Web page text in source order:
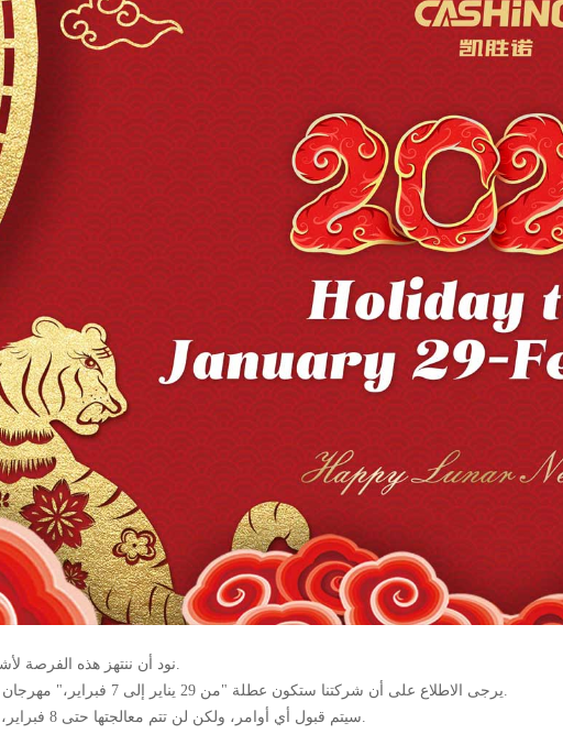
نود أن ننتهز هذه الفرصة لأشكركم على دعمك الكريم كل هذا.
يرجى الاطلاع على أن شركتنا ستكون عطلة "من 29 يناير إلى 7 فبراير،" مهرجان الربيع للمهرجان التقليدي الصيني.
سيتم قبول أي أوامر، ولكن لن تتم معالجتها حتى 8 فبراير، أول يوم عمل بعد مهرجان الربيع.